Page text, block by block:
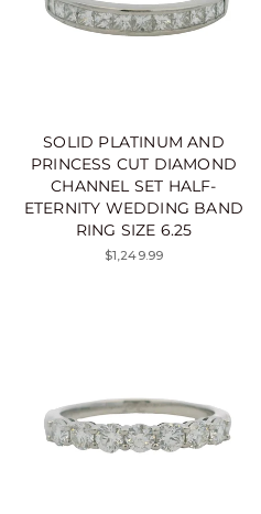
SOLID PLATINUM AND
PRINCESS CUT DIAMOND
CHANNEL SET HALF-
ETERNITY WEDDING BAND
RING SIZE 6.25
$1,249.99